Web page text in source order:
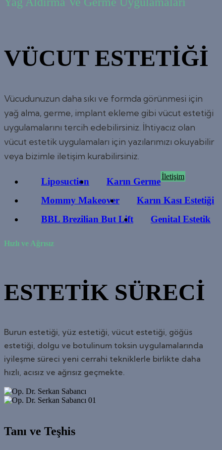
VÜCUT ESTETİĞİ
Vücudunuzun daha sıkı ve formda görünmesi için
yağ alma, germe, implant ekleme gibi vücut estetiği
uygulamalarını tercih edebilirsiniz. İhtiyacız olan
vücut estetik uygulamaları için yazılarımızı okuyabilir
veya bizimle iletişim kurabilirsiniz.
Liposuction
Karın Germe
Mommy Makeover
Karın Kası Estetiği
BBL Brezilian But Lift
Genital Estetik
İletişim
Hızlı ve Ağrısız
ESTETİK SÜRECİ
Burun estetiği, yüz estetiği, vücut estetiği, göğüs
estetiği, dolgu ve botulinum toksin uygulamalarında
iyileşme süreci yeni cerrahi tekniklerle birlikte daha
hızlı, acısız ve ağrısız geçmekte.
01
Tanı ve Teşhis